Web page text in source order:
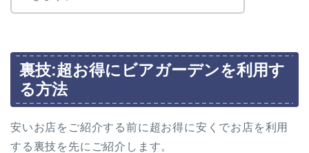
b
o
k
a
裏技:超お得にビアガーデンを利用す
る方法
安いお店をご紹介する前に超お得に安くでお店を利用
する裏技を先にご紹介します。